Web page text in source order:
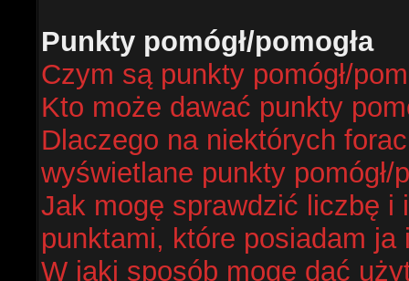
Punkty pomógł/pomogła
Czym są punkty pomógł/
Kto może dawać punkty
Dlaczego na niektórych
wyświetlane punkty pomógł/
Jak mogę sprawdzić liczbę i
punktami, które posiadam
W jaki sposób mogę dać